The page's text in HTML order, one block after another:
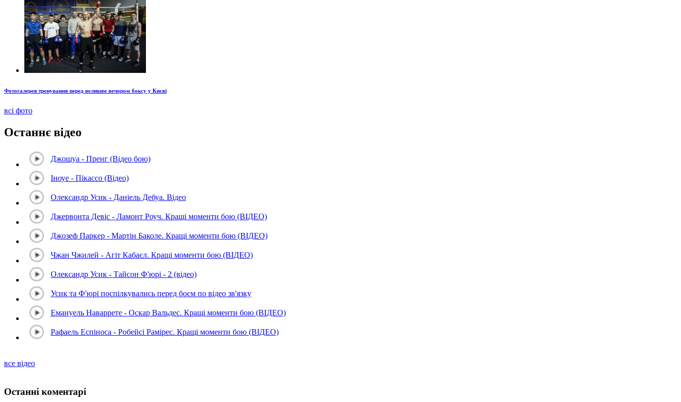
Фотогалерея тренування перед великим вечором боксу у Києві
всі фото
Останнє відео
Джошуа - Пренг (Відео бою)
Іноуе - Пікассо (Відео)
Олександр Усик - Даніель Дебуа. Відео
Джервонта Девіс - Ламонт Роуч. Кращі моменти бою (ВІДЕО)
Джозеф Паркер - Мартін Баколе. Кращі моменти бою (ВІДЕО)
Чжан Чжилей - Агіт Кабаєл. Кращі моменти бою (ВІДЕО)
Олександр Усик - Тайсон Ф'юрі - 2 (відео)
Усик та Ф'юрі поспілкувались перед боєм по відео зв'язку
Емануель Наваррете - Оскар Вальдес. Кращі моменти бою (ВІДЕО)
Рафаель Еспіноса - Робейсі Рамірес. Кращі моменти бою (ВІДЕО)
все відео
Останні коментарі